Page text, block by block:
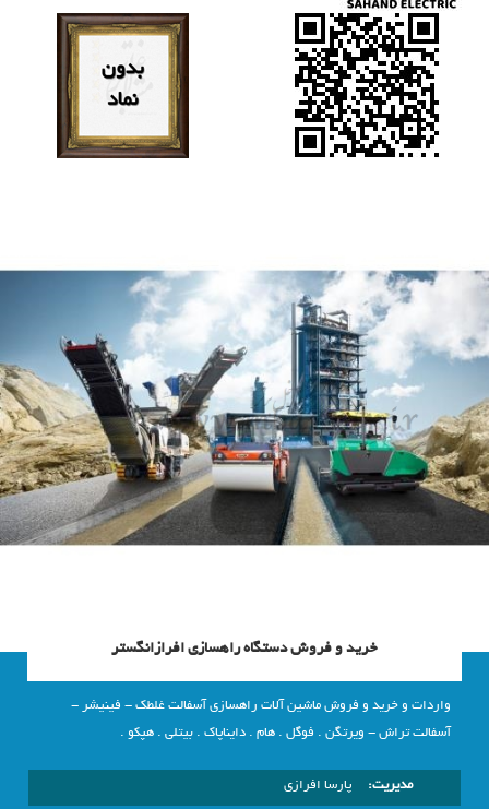
خرید و فروش دستگاه راهسازی افرازانگستر
واردات و خرید و فروش ماشین آلات راهسازی آسفالت غلطک - فینیشر -
آسفالت تراش - ویرتگن . فوگل . هام . دایناپاک . بیتلی . هپکو .
مدیریت: پارسا افرازی